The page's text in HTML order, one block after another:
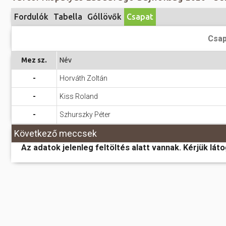
Gyerekeknek
Tanfolyam, képzés
Tábor
Egyházi, vallási
Egyebek
most
Víz
Összes
Egyéb
Fordulók Tabella Góllövők Csapat
Mez sz. Név
- Horváth Zoltán
- Kiss Roland
- Szhurszky Péter
Következő meccsek
Az adatok jelenleg feltöltés alatt vannak. Kérjük